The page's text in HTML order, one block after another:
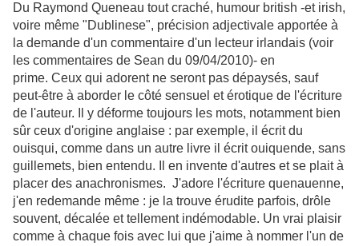
Du Raymond Queneau tout craché, humour british -et irish,
voire même "Dublinese", précision adjectivale apportée à
la demande d'un commentaire d'un lecteur irlandais (voir
les commentaires de Sean du 09/04/2010)- en
prime. Ceux qui adorent ne seront pas dépaysés, sauf
peut-être à aborder le côté sensuel et érotique de l'écriture
de l'auteur. Il y déforme toujours les mots, notamment bien
sûr ceux d'origine anglaise : par exemple, il écrit du
ouisqui, comme dans un autre livre il écrit ouiquende, sans
guillemets, bien entendu. Il en invente d'autres et se plait à
placer des anachronismes. J'adore l'écriture quenauenne,
j'en redemande même : je la trouve érudite parfois, drôle
souvent, décalée et tellement indémodable. Un vrai plaisir
comme à chaque fois avec lui que j'aime à nommer l'un de